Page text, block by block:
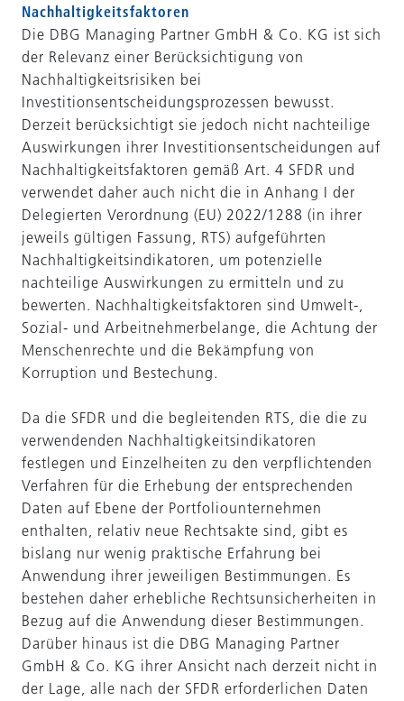
Nachhaltigkeitsfaktoren
Die DBG Managing Partner GmbH & Co. KG ist sich
der Relevanz einer Berücksichtigung von
Nachhaltigkeitsrisiken bei
Investitionsentscheidungsprozessen bewusst.
Derzeit berücksichtigt sie jedoch nicht nachteilige
Auswirkungen ihrer Investitionsentscheidungen auf
Nachhaltigkeitsfaktoren gemäß Art. 4 SFDR und
verwendet daher auch nicht die in Anhang I der
Delegierten Verordnung (EU) 2022/1288 (in ihrer
jeweils gültigen Fassung, RTS) aufgeführten
Nachhaltigkeitsindikatoren, um potenzielle
nachteilige Auswirkungen zu ermitteln und zu
bewerten. Nachhaltigkeitsfaktoren sind Umwelt-,
Sozial- und Arbeitnehmerbelange, die Achtung der
Menschenrechte und die Bekämpfung von
Korruption und Bestechung.
Da die SFDR und die begleitenden RTS, die die zu
verwendenden Nachhaltigkeitsindikatoren
festlegen und Einzelheiten zu den verpflichtenden
Verfahren für die Erhebung der entsprechenden
Daten auf Ebene der Portfoliounternehmen
enthalten, relativ neue Rechtsakte sind, gibt es
bislang nur wenig praktische Erfahrung bei
Anwendung ihrer jeweiligen Bestimmungen. Es
bestehen daher erhebliche Rechtsunsicherheiten in
Bezug auf die Anwendung dieser Bestimmungen.
Darüber hinaus ist die DBG Managing Partner
GmbH & Co. KG ihrer Ansicht nach derzeit nicht in
der Lage, alle nach der SFDR erforderlichen Daten